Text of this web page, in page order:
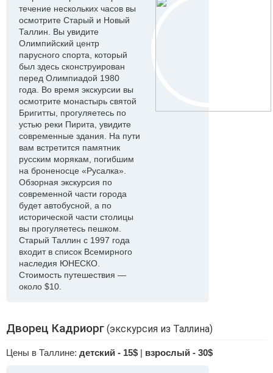
течение нескольких часов вы
осмотрите Старый и Новый
Таллин. Вы увидите
Олимпийский центр
парусного спорта, который
был здесь сконструирован
перед Олимпиадой 1980
года. Во время экскурсии вы
осмотрите монастырь святой
Бригитты, прогуляетесь по
устью реки Пирита, увидите
современные здания. На пути
вам встретится памятник
русским морякам, погибшим
на броненосце «Русалка».
Обзорная экскурсия по
современной части города
будет автобусной, а по
исторической части столицы
вы прогуляетесь пешком.
Старый Таллин с 1997 года
входит в список Всемирного
наследия ЮНЕСКО.
Стоимость путешествия —
около $10.
Дворец Кадриорг (экскурсия из Таллина)
Цены в Таллине: детский - 15$ | взрослый - 30$